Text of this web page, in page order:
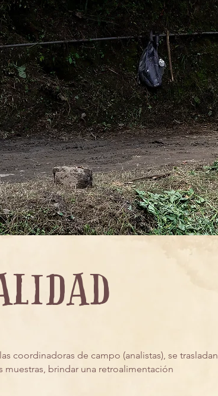
coordinadoras de campo (analistas), se trasladan
muestras, brindar una retroalimentación